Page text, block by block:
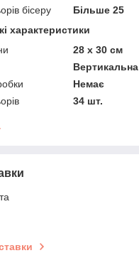
бісеру
Більше 25
характеристики
28 х 30 см
Вертикальна
Немає
34 шт.